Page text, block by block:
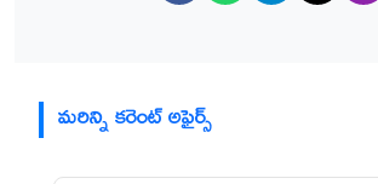
మరిన్ని కరెంట్ అఫైర్స్